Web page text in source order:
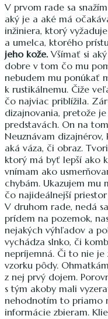
V prvom rade sa
aký je a aké má
inžiniera, ktorý
a umelca, ktorého
jeho kože. Všímať si
dobre v tom čo mu
nebudem mu ponúkať
k rustikálnemu. Čiže
čo najviac priblížila.
dizajnovania, pretože
predstavách. On na
Neuznávam
aká váza, či obraz.
ktorý má byť lepší ako
vnímam ako
chybám. Ukazujem mu
čo najideálnejší
V druhom rade, nedá
prídem na pozemok,
nejakých výhľadov a
vychádza slnko, či
nepríjemná. Či to nie je
vzorku pôdy.
z nej prvý dojem.
s tým akoby mali
nehodnotím to priamo
informácie zbieram.